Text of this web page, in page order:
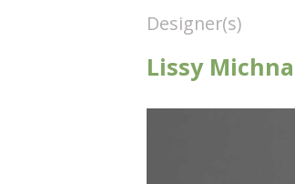
Designer(s)
Lissy Michna